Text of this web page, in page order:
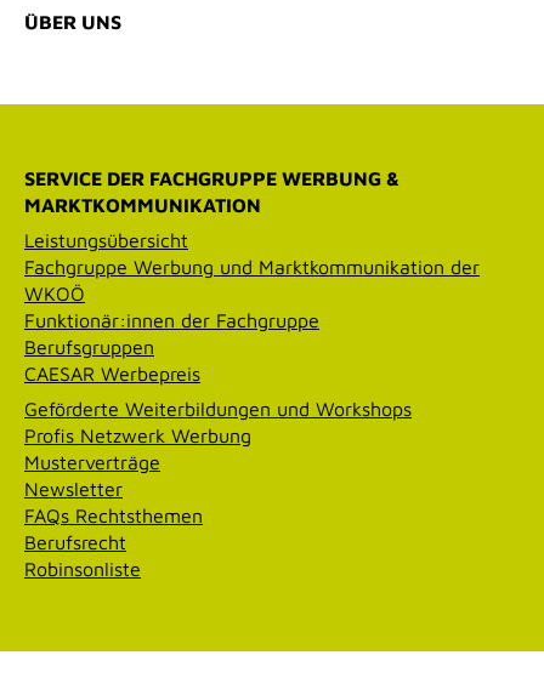
ÜBER UNS
SERVICE DER FACHGRUPPE WERBUNG &
MARKTKOMMUNIKATION
Leistungsübersicht
Fachgruppe Werbung und Marktkommunikation der
WKOÖ
Funktionär:innen der Fachgruppe
Berufsgruppen
CAESAR Werbepreis
Geförderte Weiterbildungen und Workshops
Profis Netzwerk Werbung
Musterverträge
Newsletter
FAQs Rechtsthemen
Berufsrecht
Robinsonliste